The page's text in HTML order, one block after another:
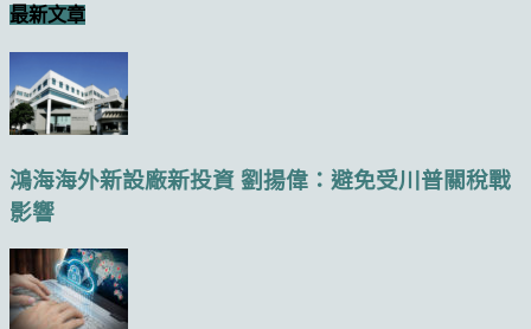
最新文章
鴻海海外新設廠新投資 劉揚偉：避免受川普關稅戰
影響